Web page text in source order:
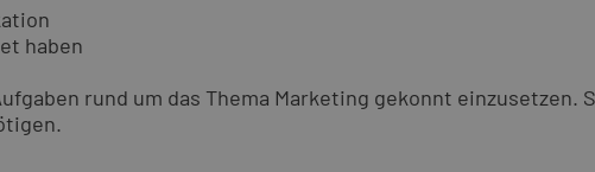
haben
rund um das Thema Marketing gekonnt